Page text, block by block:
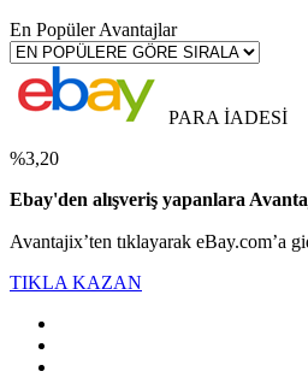
En Popüler Avantajlar
PARA İADESİ
%3,20
Ebay'den alışveriş yapanlara
Avantajix’ten tıklayarak eBay.com’a
TIKLA KAZAN